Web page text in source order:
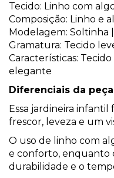
Tecido: Linho com
Composição: Linho e
Modelagem: Soltinha
Gramatura: Tecido
Características:
elegante
Diferenciais da peça
Essa jardineira
frescor, leveza e um
O uso de linho com
e conforto, enquanto
durabilidade e o